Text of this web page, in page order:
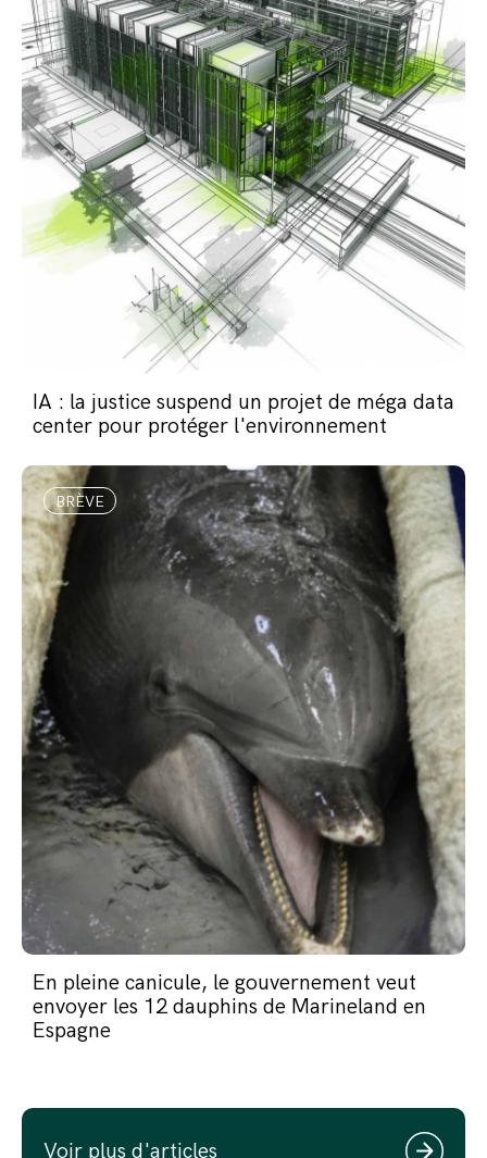
IA : la justice suspend un projet de méga data
center pour protéger l'environnement
BRÈVE
En pleine canicule, le gouvernement veut
envoyer les 12 dauphins de Marineland en
Espagne
Voir plus d'articles